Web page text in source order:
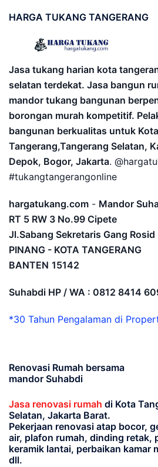
HARGA TUKANG TANGERANG
Jasa tukang harian kota
selatan terdekat. Jasa bangun
mandor tukang bangunan
borongan murah kompetitif.
bangunan berkualitas untuk Kota
Tangerang,Tangerang Selatan,
Depok, Bogor, Jakarta.
#tukangtangerangonline
hargatukang.com - Mandor
RT 5 RW 3 No.99 Cipete
Jl.Sabang Sekretaris Gang Rosid
PINANG - KOTA TANGERANG
BANTEN 15142
Suhabdi HP / WA : 0812 8414
*30 Tahun Pengalaman di
Renovasi Rumah bersama
mandor Suhabdi
Jasa renovasi rumah di Kota
Selatan, Jakarta Barat.
Pekerjaan renovasi atap bocor,
air, plafon rumah, dinding retak,
keramik lantai, perbaikan kamar
dll.